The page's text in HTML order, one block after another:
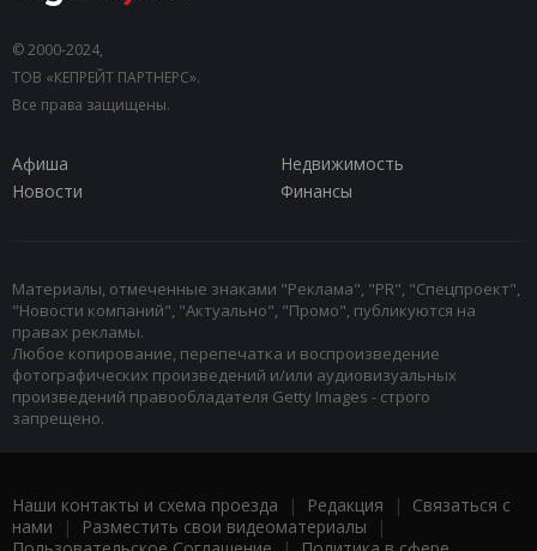
© 2000-2024,
ТОВ «КЕПРЕЙТ ПАРТНЕРС».
Все права защищены.
Афиша
Недвижимость
Новости
Финансы
Материалы, отмеченные знаками "Реклама", "PR", "Спецпроект",
"Новости компаний", "Актуально", "Промо", публикуются на
правах рекламы.
Любое копирование, перепечатка и воспроизведение
фотографических произведений и/или аудиовизуальных
произведений правообладателя Getty Images - строго
запрещено.
Наши контакты и схема проезда | Редакция | Связаться с
нами | Разместить свои видеоматериалы |